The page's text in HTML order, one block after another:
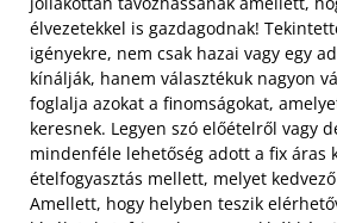
élvezetekkel is gazdagodnak!
igényekre, nem csak hazai vagy egy
kínálják, hanem választékuk nagyon
foglalja azokat a finomságokat,
keresnek. Legyen szó előételről vagy
mindenféle lehetőség adott a fix áras
ételfogyasztás mellett, melyet
Amellett, hogy helyben teszik